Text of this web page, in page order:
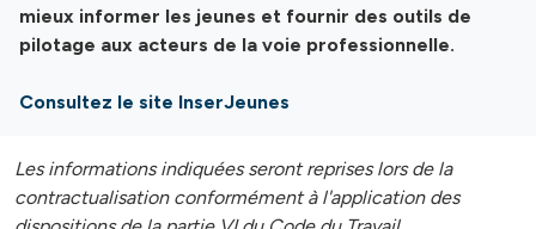
mieux informer les jeunes et fournir des outils de
pilotage aux acteurs de la voie professionnelle.
Consultez le site InserJeunes
Les informations indiquées seront reprises lors de la
contractualisation conformément à l'application des